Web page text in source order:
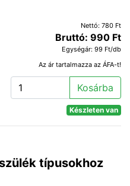
Nettó: 780 Ft
Bruttó: 990 Ft
Egységár: 99 Ft/db
Az ár tartalmazza az ÁFA-t!
Kosárba
Készleten van
típusokhoz